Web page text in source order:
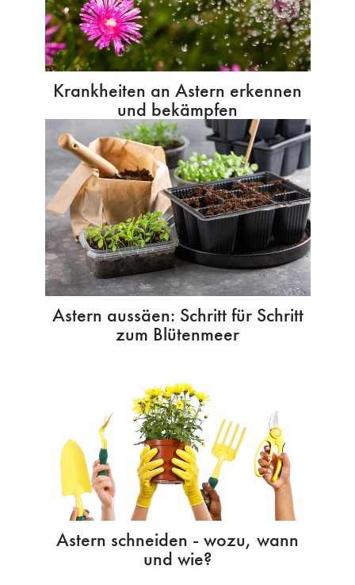
Krankheiten an Astern erkennen
und bekämpfen
Astern aussäen: Schritt für Schritt
zum Blütenmeer
Astern schneiden - wozu, wann
und wie?